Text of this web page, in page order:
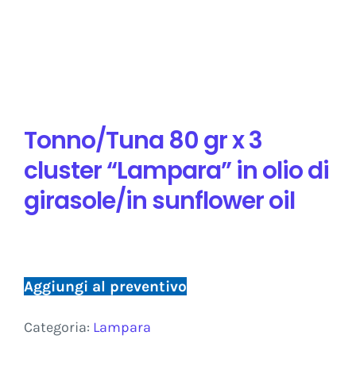
Tonno/Tuna 80 gr x 3
cluster “Lampara” in olio di
girasole/in sunflower oil
Aggiungi al preventivo
Categoria: Lampara